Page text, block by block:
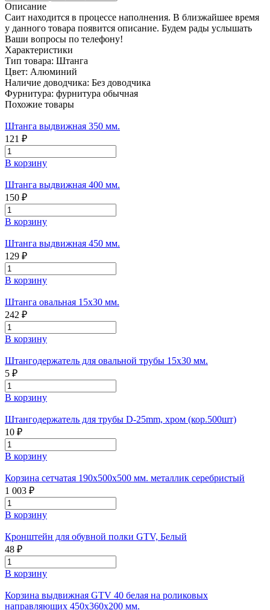
Описание
Саит находится в процессе наполнения. В близжайшее время
у данного товара появится описание. Будем рады услышать
Ваши вопросы по телефону!
Характеристики
Тип товара: Штанга
Цвет: Алюминий
Наличие доводчика: Без доводчика
Фурнитура: фурнитура обычная
Похожие товары
Штанга выдвижная 350 мм.
121 ₽
В корзину
Штанга выдвижная 400 мм.
150 ₽
В корзину
Штанга выдвижная 450 мм.
129 ₽
В корзину
Штанга овальная 15х30 мм.
242 ₽
В корзину
Штангодержатель для овальной трубы 15х30 мм.
5 ₽
В корзину
Штангодержатель для трубы D-25mm, хром (кор.500шт)
10 ₽
В корзину
Корзина сетчатая 190х500х500 мм. металлик серебристый
1 003 ₽
В корзину
Кронштейн для обувной полки GTV, Белый
48 ₽
В корзину
Корзина выдвижная GTV 40 белая на роликовых
направляющих 450х360х200 мм.